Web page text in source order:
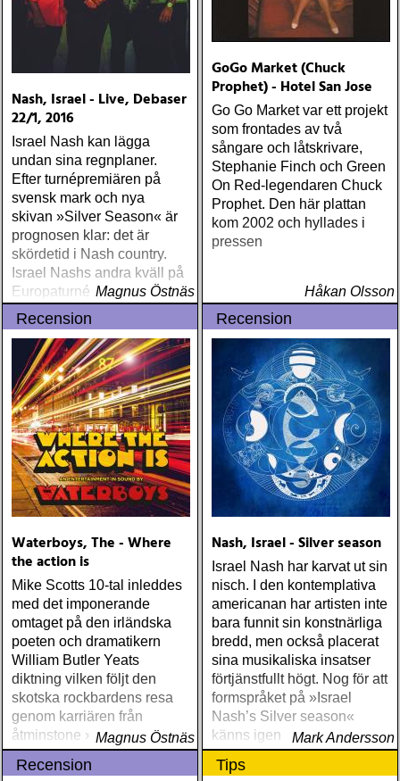
Nash, Israel - Live, Debaser
22/1, 2016
Israel Nash kan lägga
undan sina regnplaner.
Efter turnépremiären på
svensk mark och nya
skivan »Silver Season« är
prognosen klar: det är
skördetid i Nash country.
Israel Nashs andra kväll på
Europaturnén visar att
bitarna fallit på plats
Magnus Östnäs
GoGo Market (Chuck
Prophet) - Hotel San Jose
Go Go Market var ett projekt
som frontades av två
sångare och låtskrivare,
Stephanie Finch och Green
On Red-legendaren Chuck
Prophet. Den här plattan
kom 2002 och hyllades i
pressen
Håkan Olsson
Recension
Waterboys, The - Where
the action is
Mike Scotts 10-tal inleddes
med det imponerande
omtaget på den irländska
poeten och dramatikern
William Butler Yeats
diktning vilken följt den
skotska rockbardens resa
genom karriären från
åtminstone »Fishermans
Blues« och framåt. Yeats-
skivan "An appointment
Magnus Östnäs
Recension
Nash, Israel - Silver season
Israel Nash har karvat ut sin
nisch. I den kontemplativa
americanan har artisten inte
bara funnit sin konstnärliga
bredd, men också placerat
sina musikaliska insatser
förtjänstfullt högt. Nog för att
formspråket på »Israel
Nash’s Silver season«
känns igen
Mark Andersson
Recension Tips